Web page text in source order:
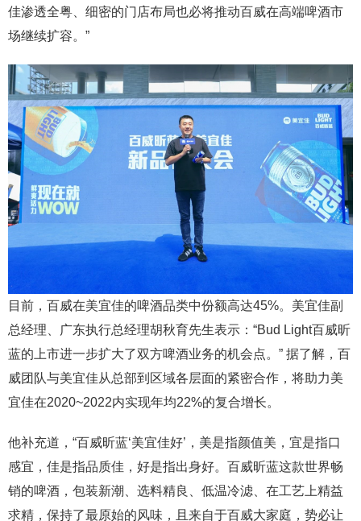
佳渗透全粤、细密的门店布局也必将推动百威在高端啤酒市
场继续扩容。”
目前，百威在美宜佳的啤酒品类中份额高达45%。美宜佳副
总经理、广东执行总经理胡秋育先生表示：“Bud Light百威昕
蓝的上市进一步扩大了双方啤酒业务的机会点。” 据了解，百
威团队与美宜佳从总部到区域各层面的紧密合作，将助力美
宜佳在2020~2022内实现年均22%的复合增长。
他补充道，“百威昕蓝‘美宜佳好’，美是指颜值美，宜是指口
感宜，佳是指品质佳，好是指出身好。百威昕蓝这款世界畅
销的啤酒，包装新潮、选料精良、低温冷滤、在工艺上精益
求精，保持了最原始的风味，且来自于百威大家庭，势必让